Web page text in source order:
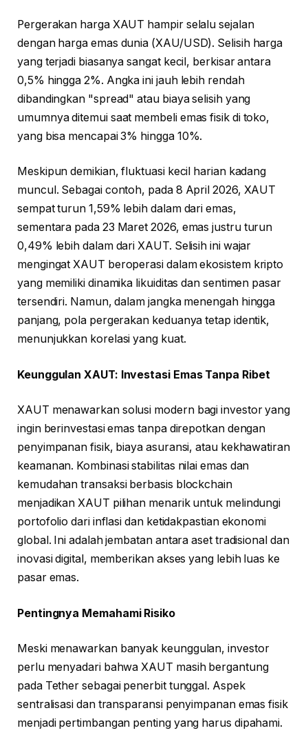
Pergerakan harga XAUT hampir selalu sejalan
dengan harga emas dunia (XAU/USD). Selisih harga
yang terjadi biasanya sangat kecil, berkisar antara
0,5% hingga 2%. Angka ini jauh lebih rendah
dibandingkan "spread" atau biaya selisih yang
umumnya ditemui saat membeli emas fisik di toko,
yang bisa mencapai 3% hingga 10%.
Meskipun demikian, fluktuasi kecil harian kadang
muncul. Sebagai contoh, pada 8 April 2026, XAUT
sempat turun 1,59% lebih dalam dari emas,
sementara pada 23 Maret 2026, emas justru turun
0,49% lebih dalam dari XAUT. Selisih ini wajar
mengingat XAUT beroperasi dalam ekosistem kripto
yang memiliki dinamika likuiditas dan sentimen pasar
tersendiri. Namun, dalam jangka menengah hingga
panjang, pola pergerakan keduanya tetap identik,
menunjukkan korelasi yang kuat.
Keunggulan XAUT: Investasi Emas Tanpa Ribet
XAUT menawarkan solusi modern bagi investor yang
ingin berinvestasi emas tanpa direpotkan dengan
penyimpanan fisik, biaya asuransi, atau kekhawatiran
keamanan. Kombinasi stabilitas nilai emas dan
kemudahan transaksi berbasis blockchain
menjadikan XAUT pilihan menarik untuk melindungi
portofolio dari inflasi dan ketidakpastian ekonomi
global. Ini adalah jembatan antara aset tradisional dan
inovasi digital, memberikan akses yang lebih luas ke
pasar emas.
Pentingnya Memahami Risiko
Meski menawarkan banyak keunggulan, investor
perlu menyadari bahwa XAUT masih bergantung
pada Tether sebagai penerbit tunggal. Aspek
sentralisasi dan transparansi penyimpanan emas fisik
menjadi pertimbangan penting yang harus dipahami.